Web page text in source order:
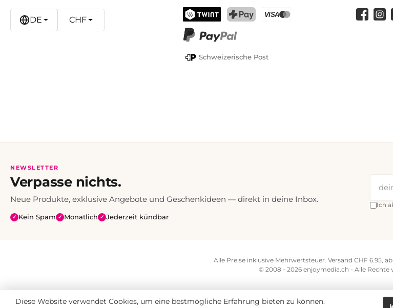
TWINT
Schweizerische Post
DE CHF
NEWSLETTER
Verpasse nichts.
Neue Produkte, exklusive Angebote und Geschenkideen — direkt in deine Inbox.
✓ Kein Spam ✓ Monatlich ✓ Jederzeit kündbar
Ich
Alle Preise inklusive Mehrwertsteuer. Versand CHF 6.95,
© 2008 - 2026 enjoymedia.ch - Alle Rechte
Diese Website verwendet Cookies, um eine bestmögliche Erfahrung bieten zu können.